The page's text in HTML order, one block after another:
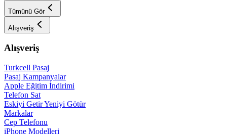
Tümünü Gör
Alışveriş
Alışveriş
Turkcell Pasaj
Pasaj Kampanyalar
Apple Eğitim İndirimi
Telefon Sat
Eskiyi Getir Yeniyi Götür
Markalar
Cep Telefonu
iPhone Modelleri